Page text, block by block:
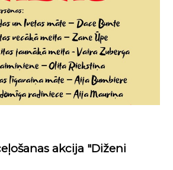
akcija "Diženi